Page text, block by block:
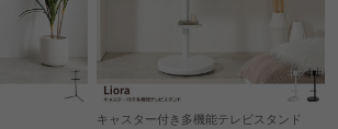
キャスター付き多機能テレビスタンド